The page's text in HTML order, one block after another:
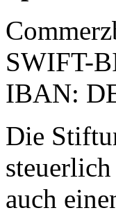
SWIFT-
IBAN:
Die
auch